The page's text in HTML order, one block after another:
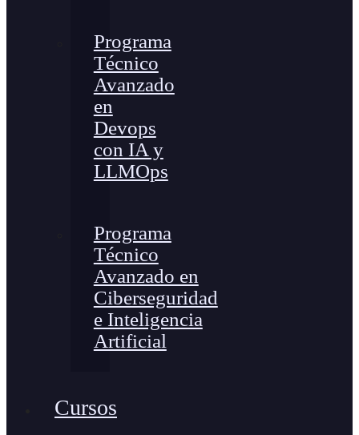
Programa
Técnico
Avanzado
en
Devops
con IA y
LLMOps
Programa
Técnico
Avanzado en
Ciberseguridad
e Inteligencia
Artificial
Cursos